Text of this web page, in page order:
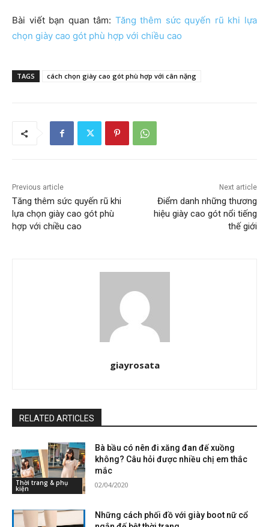
Bài viết bạn quan tâm: Tăng thêm sức quyến rũ khi lựa
chọn giày cao gót phù hợp với chiều cao
TAGS cách chọn giày cao gót phù hợp với cân nặng
Previous article
Tăng thêm sức quyến rũ khi
lựa chọn giày cao gót phù
hợp với chiều cao
Next article
Điểm danh những thương
hiệu giày cao gót nổi tiếng
thế giới
giayrosata
RELATED ARTICLES
Thời trang & phụ
kiện
Bà bầu có nên đi xăng đan đế xuồng
không? Câu hỏi được nhiều chị em thắc
mắc
02/04/2020
Những cách phối đồ với giày boot nữ cổ